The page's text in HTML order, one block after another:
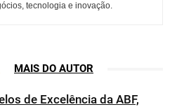
tecnologia e inovação.
MAIS DO AUTOR
de Excelência da ABF,